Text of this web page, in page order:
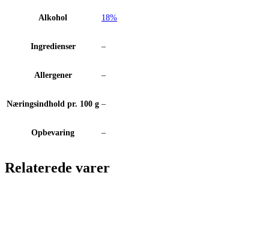
Alkohol 18%
Ingredienser –
Allergener –
Næringsindhold pr. 100 g –
Opbevaring –
Relaterede varer